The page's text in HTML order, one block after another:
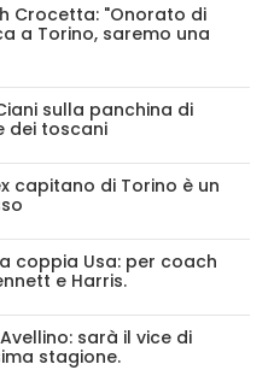
Crocetta: "Onorato di
a Torino, saremo una
sulla panchina di
dei toscani
capitano di Torino è un
coppia Usa: per coach
e Harris.
sarà il vice di
stagione.